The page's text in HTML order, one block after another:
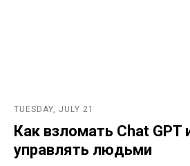
TUESDAY, JULY 21
Как взломать Chat GPT
управлять людьми